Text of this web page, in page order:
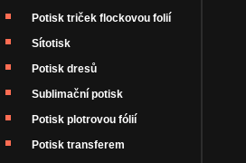
Potisk triček flockovou folií
Sítotisk
Potisk dresů
Sublimační potisk
Potisk plotrovou fólií
Potisk transferem